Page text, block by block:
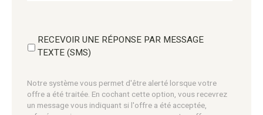
RECEVOIR UNE RÉPONSE PAR MESSAGE
TEXTE (SMS)
Notre système vous permet d'être alerté lorsque votre
offre a été traitée. En cochant cette option, vous recevrez
un message vous indiquant si l'offre a été acceptée,